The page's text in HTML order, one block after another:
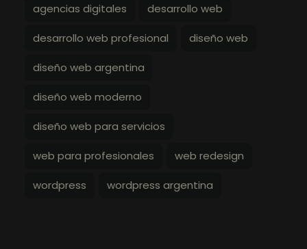
agencias digitales desarrollo web
desarrollo web profesional diseño web
diseño web argentina
diseño web moderno
diseño web para servicios
web para profesionales web redesign
wordpress wordpress argentina